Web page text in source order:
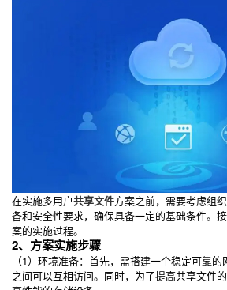
在实施多用户共享文件方案之前，需要考虑组
备和安全性要求，确保具备一定的基础条件。
案的实施过程。
2、方案实施步骤
（1）环境准备：首先，需搭建一个稳定可靠
之间可以互相访问。同时，为了提高共享文件